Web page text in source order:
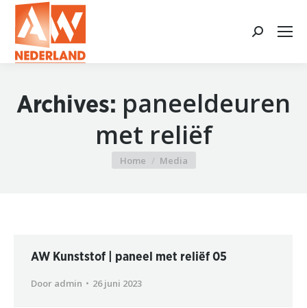
Search:
Archives: paneeldeuren
met reliëf
Je bent hier:
Home Media
AW Kunststof | paneel met reliëf 05
Door admin 26 juni 2023